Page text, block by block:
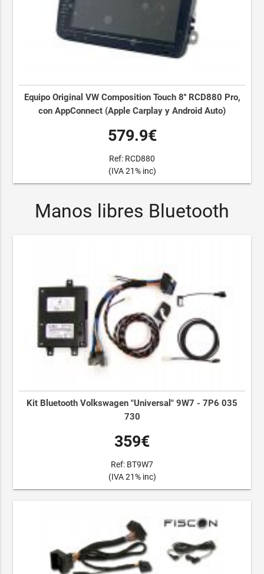
Equipo Original VW Composition Touch 8'' RCD880 Pro,
con AppConnect (Apple Carplay y Android Auto)
579.9€
Ref: RCD880
(IVA 21% inc)
Manos libres Bluetooth
Kit Bluetooth Volkswagen "Universal" 9W7 - 7P6 035
730
359€
Ref: BT9W7
(IVA 21% inc)